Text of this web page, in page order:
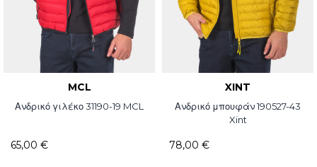
MCL
Ανδρικό γιλέκο 31190-19 MCL
65,00 €
XINT
Ανδρικό μπουφάν 190527-43
Xint
78,00 €